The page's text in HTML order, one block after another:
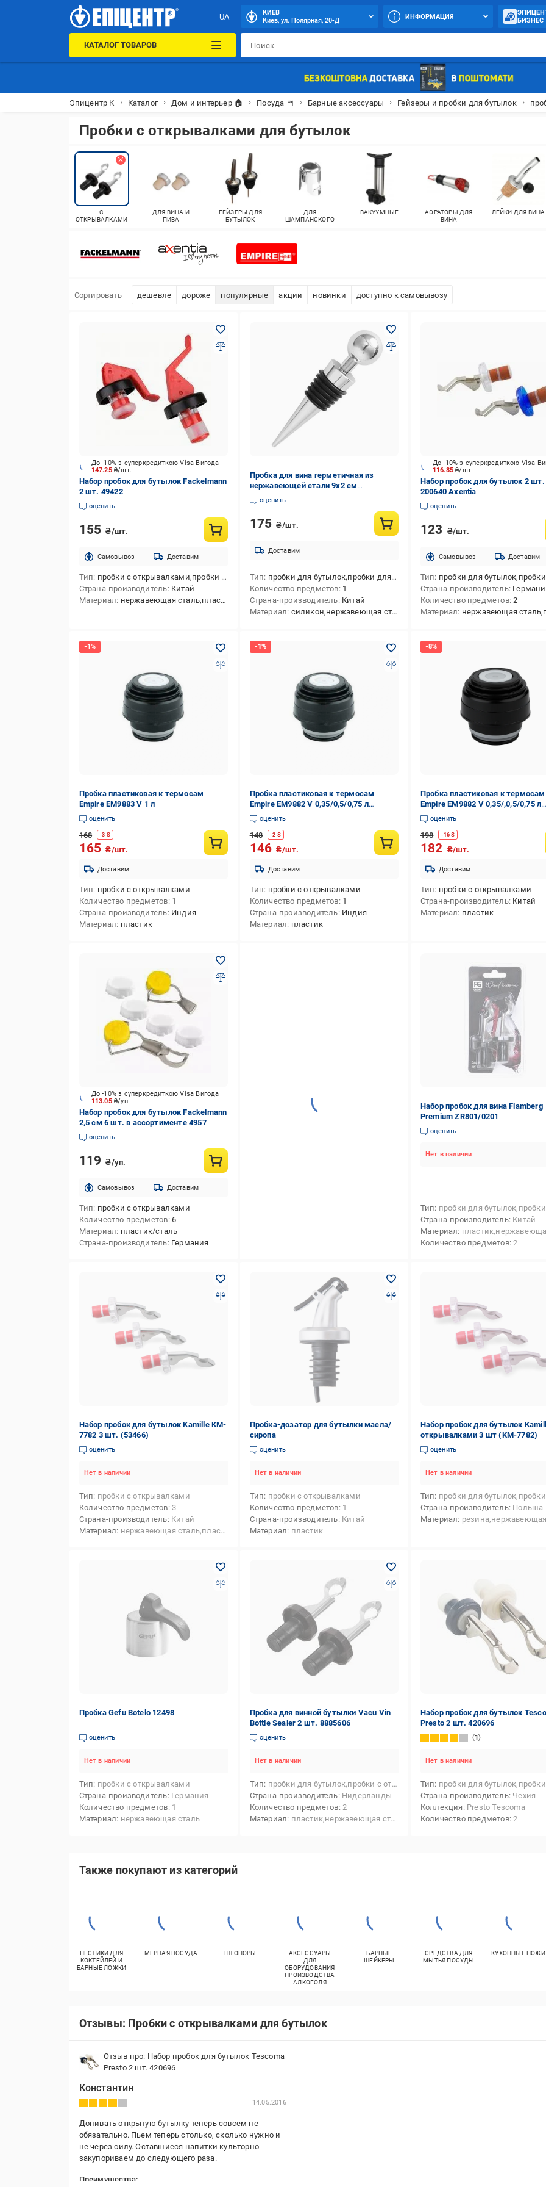
UA
КИЕВ
Киев, ул. Полярная, 20-Д
ИНФОРМАЦИЯ
БИЗНЕС
КАТАЛОГ ТОВАРОВ
Эпицентр К Каталог Дом и интерьер 🏠 Посуда 🍴 Барные аксессуары Гейзеры и пробки для бутылок
Пробки с открывалками для бутылок
С
ОТКРЫВАЛКАМИ
ДЛЯ ВИНА И
ПИВА
ГЕЙЗЕРЫ ДЛЯ
БУТЫЛОК
ДЛЯ
ШАМПАНСКОГО
ВАКУУМНЫЕ
АЭРАТОРЫ ДЛЯ
ВИНА
ЛЕЙКИ ДЛЯ ВИНА
Сортировать дешевле дороже популярные акции новинки доступно к самовывозу
147.25 ₴/шт.
До -10% з суперкредиткою Visa Вигода
Набор пробок для бутылок Fackelmann
2 шт. 49422
оценить
155 ₴/шт.
Cамовывоз Доставим
Тип пробки с открывалками,пробки для бутылок
Страна-производитель Китай
Материал нержавеющая сталь,пластик
Пробка для вина герметичная из
нержавеющей стали 9х2 см
Серебряная (29517)
оценить
175 ₴/шт.
Доставим
Тип пробки для бутылок,пробки для шампанского,пробки с открывалками
Количество предметов 1
Страна-производитель Китай
Материал силикон,нержавеющая сталь,пластик
116.85₴/шт.
До -10% з суперкредиткою Visa
Набор пробок для бутылок 2 шт.
200640 Axentia
оценить
123 ₴/шт.
Cамовывоз Доставим
Тип пробки для бутылок,пробки с
Страна-производитель
Количество предметов 2
Материал нержавеющая
Пробка пластиковая к термосам
Empire EM9883 V 1 л
оценить
168 -3 ₴
165 ₴/шт.
Доставим
Тип пробки с открывалками
Количество предметов 1
Страна-производитель Индия
Материал пластик
Пробка пластиковая к термосам
Empire EM9882 V 0,35/0,5/0,75 л
(10070276)
оценить
148 -2 ₴
146 ₴/шт.
Доставим
Тип пробки с открывалками
Количество предметов 1
Страна-производитель Индия
Материал пластик
Пробка пластиковая к термосам
Empire EM9882 V 0,35/,0,5/0,75 л
(560061)
оценить
198 -16₴
182 ₴/шт.
Доставим
Тип пробки с открывалками
Страна-производитель Китай
Материал пластик
113.05 ₴/уп.
До -10% з суперкредиткою Visa Вигода
Набор пробок для бутылок Fackelmann
2,5 см 6 шт. в ассортименте 4957
оценить
119 ₴/уп.
Cамовывоз Доставим
Тип пробки с открывалками
Количество предметов 6
Материал пластик/сталь
Страна-производитель Германия
Набор пробок для вина Flamberg
Premium ZR801/0201
оценить
Нет в наличии
Тип пробки для бутылок,пробки с
Страна-производитель Китай
Материал пластик,нержавеющая
Количество предметов 2
Набор пробок для бутылок Kamille KM-
7782 3 шт. (53466)
оценить
Нет в наличии
Тип пробки с открывалками
Количество предметов 3
Страна-производитель Китай
Материал нержавеющая сталь,пластик
Пробка-дозатор для бутылки масла/
сиропа
оценить
Нет в наличии
Тип пробки с открывалками
Количество предметов 1
Страна-производитель Китай
Материал пластик
Набор пробок для бутылок
открывалками 3 шт (KM-7782)
оценить
Нет в наличии
Тип пробки для бутылок,пробки с
Страна-производитель Польша
Материал резина,нержавеющая
Пробка Gefu Botelo 12498
оценить
Нет в наличии
Тип пробки с открывалками
Страна-производитель Германия
Количество предметов 1
Материал нержавеющая сталь
Пробка для винной бутылки Vacu Vin
Bottle Sealer 2 шт. 8885606
оценить
Нет в наличии
Тип пробки для бутылок,пробки с открывалками
Страна-производитель Нидерланды
Количество предметов 2
Материал пластик,нержавеющая сталь
Набор пробок для бутылок
Presto 2 шт. 420696
1
Нет в наличии
Тип пробки для бутылок,пробки с
Страна-производитель Чехия
Коллекция Presto Tescoma
Количество предметов 2
Также покупают из категорий
ПЕСТИКИ ДЛЯ
КОКТЕЙЛЕЙ И
БАРНЫЕ ЛОЖКИ
МЕРНАЯ ПОСУДА ШТОПОРЫ
АКСЕССУАРЫ
ДЛЯ
ОБОРУДОВАНИЯ
ПРОИЗВОДСТВА
АЛКОГОЛЯ
БАРНЫЕ
ШЕЙКЕРЫ
СРЕДСТВА ДЛЯ
МЫТЬЯ ПОСУДЫ
КУХОННЫЕ НОЖИ
Отзывы: Пробки с открывалками для бутылок
Отзыв про: Набор пробок для бутылок Tescoma
Presto 2 шт. 420696
Константин
14.05.2016
Допивать открытую бутылку теперь совсем не
обязательно. Пьем теперь столько, сколько нужно и
не через силу. Оставшиеся напитки культорно
закупориваем до следующего раза.
Преимущества: